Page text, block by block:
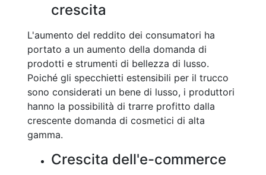
crescita
L'aumento del reddito dei consumatori ha
portato a un aumento della domanda di
prodotti e strumenti di bellezza di lusso.
Poiché gli specchietti estensibili per il trucco
sono considerati un bene di lusso, i produttori
hanno la possibilità di trarre profitto dalla
crescente domanda di cosmetici di alta
gamma.
Crescita dell'e-commerce